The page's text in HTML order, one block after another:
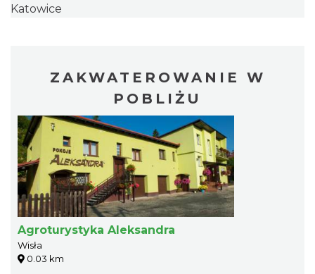
Katowice
ZAKWATEROWANIE W
POBLIŻU
Agroturystyka Aleksandra
Wisła
0.03 km